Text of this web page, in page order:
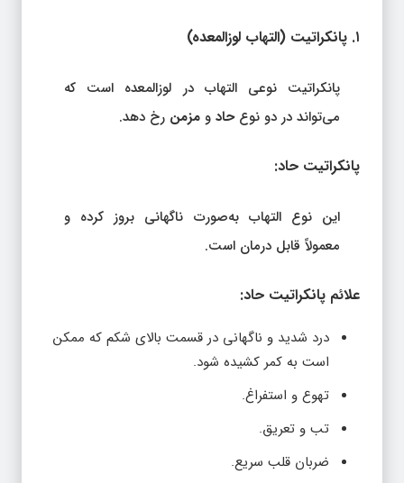
۱. پانکراتیت (التهاب لوزالمعده)
پانکراتیت نوعی التهاب در لوزالمعده است که
می‌تواند در دو نوعحاد و مزمن رخ دهد.
پانکراتیت حاد:
این نوع التهاب به‌صورت ناگهانی بروز کرده و
معمولاً قابل درمان است.
علائم پانکراتیت حاد:
درد شدید و ناگهانی در قسمت بالای شکم که ممکن
است به کمر کشیده شود.
تهوع و استفراغ.
تب و تعریق.
ضربان قلب سریع.